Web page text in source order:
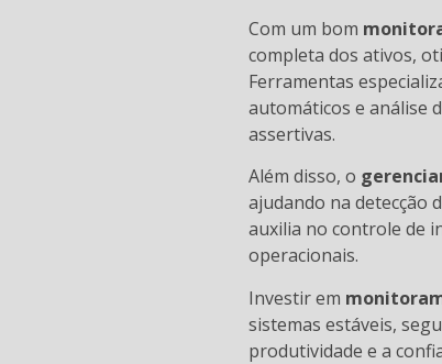
Com um bom
completa dos ativos,
Ferramentas
automáticos e análise
assertivas.
Além disso, o
ajudando na detecção
auxilia no controle de
operacionais.
Investir em
sistemas estáveis,
produtividade e a